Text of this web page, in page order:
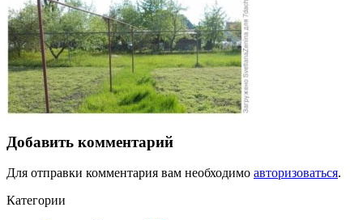
Добавить комментарий
Для отправки комментария вам необходимо авторизоваться.
Категории